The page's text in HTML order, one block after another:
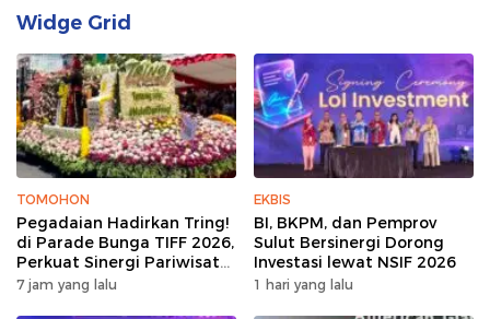
Widge Grid
TOMOHON
Pegadaian Hadirkan Tring!
di Parade Bunga TIFF 2026,
Perkuat Sinergi Pariwisata
Sulut
7 jam yang lalu
EKBIS
BI, BKPM, dan Pemprov
Sulut Bersinergi Dorong
Investasi lewat NSIF 2026
1 hari yang lalu